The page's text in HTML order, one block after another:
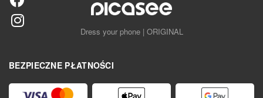
Dress your phone | ORIGINAL
BEZPIECZNE PŁATNOŚCI